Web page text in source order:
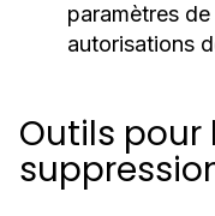
paramètres
autorisations
Outils